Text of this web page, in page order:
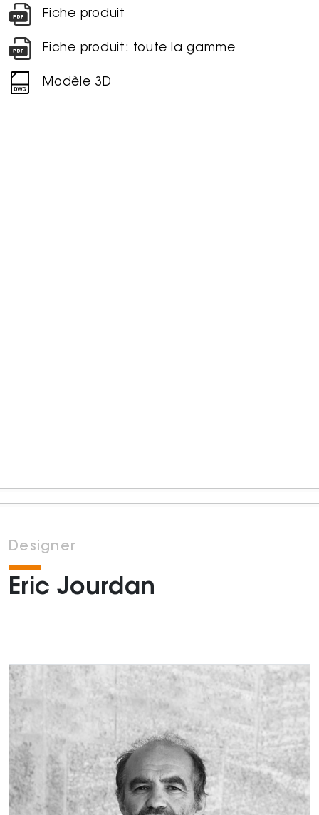
Fiche produit
Fiche produit: toute la gamme
Modèle 3D
Designer
Eric Jourdan